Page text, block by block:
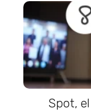
Spot,